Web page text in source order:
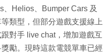
Helios、Bumper Cars 及
類型，但部分遊戲支援線上
對手 live chat，增加遊戲互
勵。現時這款電競單車已經